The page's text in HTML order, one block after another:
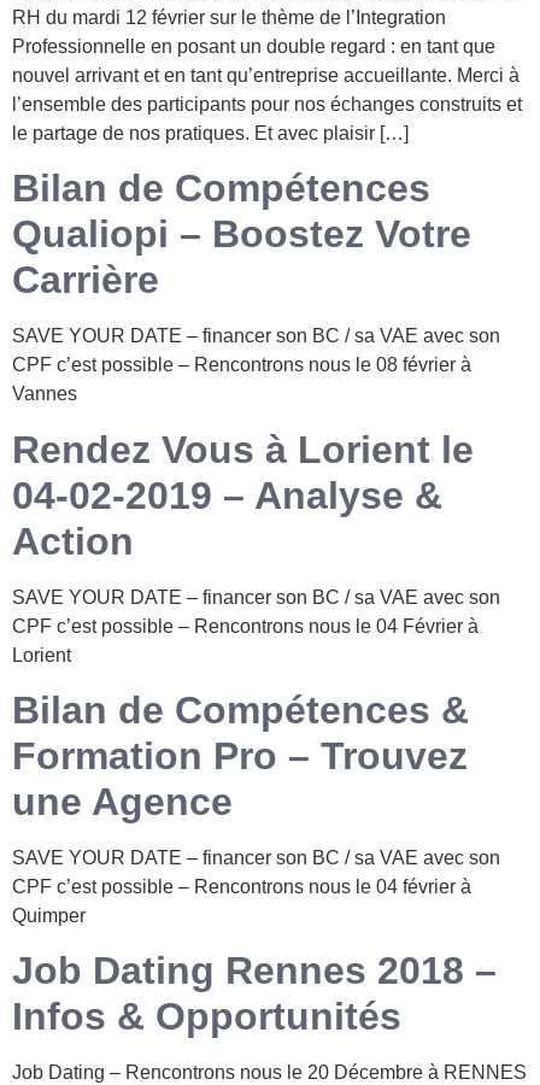
RH du mardi 12 février sur le thème de l’Integration
Professionnelle en posant un double regard : en tant que
nouvel arrivant et en tant qu’entreprise accueillante. Merci à
l’ensemble des participants pour nos échanges construits et
le partage de nos pratiques. Et avec plaisir […]
Bilan de Compétences
Qualiopi – Boostez Votre
Carrière
SAVE YOUR DATE – financer son BC / sa VAE avec son
CPF c’est possible – Rencontrons nous le 08 février à
Vannes
Rendez Vous à Lorient le
04-02-2019 – Analyse &
Action
SAVE YOUR DATE – financer son BC / sa VAE avec son
CPF c’est possible – Rencontrons nous le 04 Février à
Lorient
Bilan de Compétences &
Formation Pro – Trouvez
une Agence
SAVE YOUR DATE – financer son BC / sa VAE avec son
CPF c’est possible – Rencontrons nous le 04 février à
Quimper
Job Dating Rennes 2018 –
Infos & Opportunités
Job Dating – Rencontrons nous le 20 Décembre à RENNES